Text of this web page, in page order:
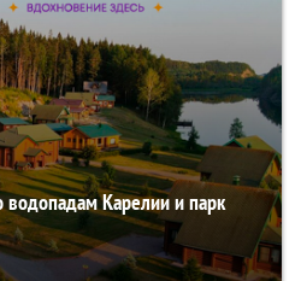
водопадам Карелии и парк